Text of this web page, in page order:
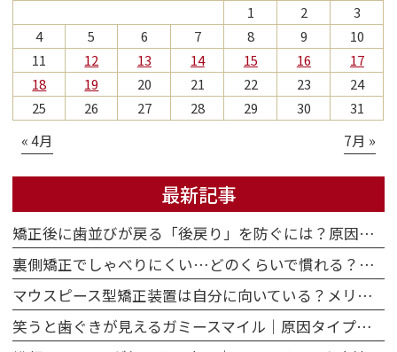
1 2
3
4
5 6 7 8 9
10
11
12 13 14 15 16
17
18
19 20 21 22 23
24
25
26 27 28 29 30 31
« 4月 7月 »
最新記事
矯正後に歯並びが戻る「後戻り」を防ぐには？原因・保定のポイント・再治療の選択肢
裏側矯正でしゃべりにくい…どのくらいで慣れる？原因・期間・対策を解説
マウスピース型矯正装置は自分に向いている？メリット・デメリットと向き不向きを正直に解説
笑うと歯ぐきが見えるガミースマイル｜原因タイプ別に矯正治療でできることを解説